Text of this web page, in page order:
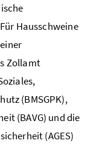
Hausschweine
Zollamt
(BMSGPK),
(BAVG) und die
(AGES)